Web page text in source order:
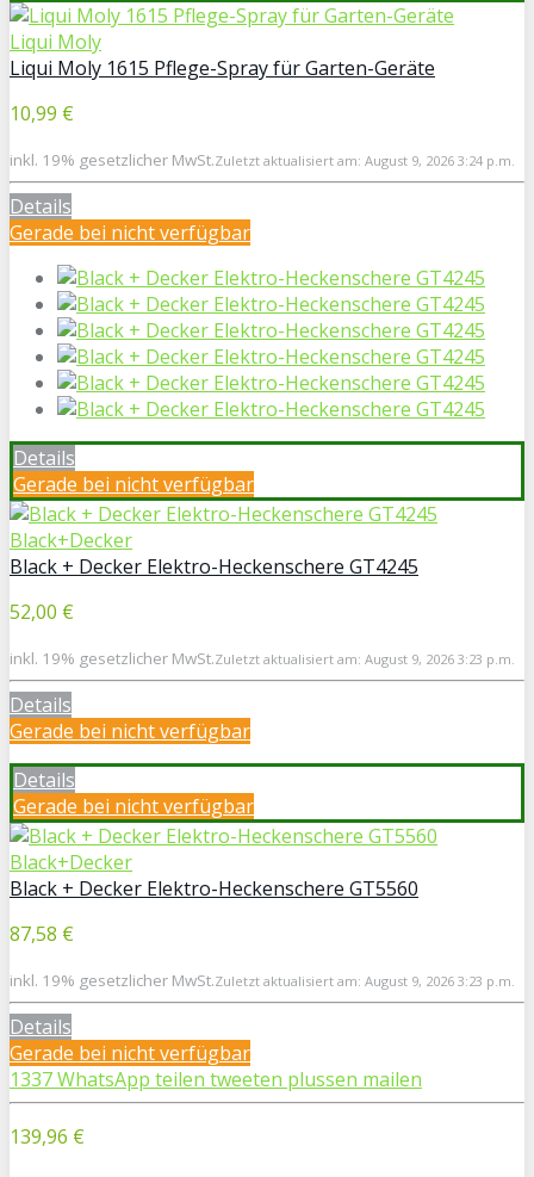
Liqui Moly
Liqui Moly 1615 Pflege-Spray für Garten-Geräte
10,99 €
inkl. 19% gesetzlicher MwSt.Zuletzt aktualisiert am: August 9, 2026 3:24 p.m.
Details
Gerade bei nicht verfügbar
Details
Gerade bei nicht verfügbar
Black+Decker
Black + Decker Elektro-Heckenschere GT4245
52,00 €
inkl. 19% gesetzlicher MwSt.Zuletzt aktualisiert am: August 9, 2026 3:23 p.m.
Details
Gerade bei nicht verfügbar
Details
Gerade bei nicht verfügbar
Black+Decker
Black + Decker Elektro-Heckenschere GT5560
87,58 €
inkl. 19% gesetzlicher MwSt.Zuletzt aktualisiert am: August 9, 2026 3:23 p.m.
Details
Gerade bei nicht verfügbar
1337WhatsApp teilen tweeten plussen mailen
139,96 €